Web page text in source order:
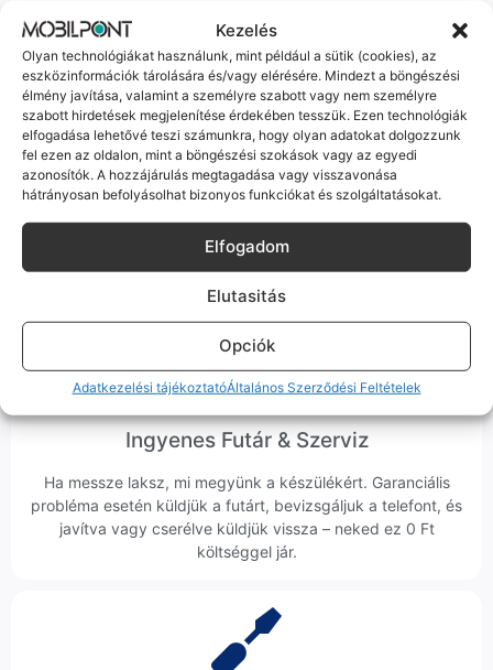
Kezelés
Olyan technológiákat használunk, mint például a sütik (cookies), az
eszközinformációk tárolására és/vagy elérésére. Mindezt a böngészési
élmény javítása, valamint a személyre szabott vagy nem személyre
szabott hirdetések megjelenítése érdekében tesszük. Ezen technológiák
elfogadása lehetővé teszi számunkra, hogy olyan adatokat dolgozzunk
fel ezen az oldalon, mint a böngészési szokások vagy az egyedi
azonosítók. A hozzájárulás megtagadása vagy visszavonása
hátrányosan befolyásolhat bizonyos funkciókat és szolgáltatásokat.
Elfogadom
Elutasitás
Opciók
Adatkezelési tájékoztatóÁltalános Szerződési Feltételek
minket Szegeden.
Korrekt Ügyintézés
Hibázni emberi dolog, de a felelősségvállalás nálunk alap.
Ha ritkán előfordul egy hiba, nem kifogásokat keresünk,
hanem megoldást. Szakértő kollégáink azonnal kézbe
veszik az ügyedet.
Ingyenes Futár & Szerviz
Ha messze laksz, mi megyünk a készülékért. Garanciális
probléma esetén küldjük a futárt, bevizsgáljuk a telefont, és
javítva vagy cserélve küldjük vissza – neked ez 0 Ft
költséggel jár.